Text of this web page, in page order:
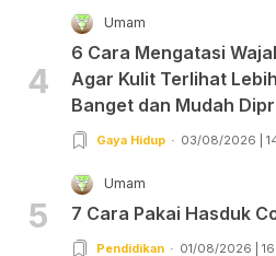
4
Umam
6 Cara Mengatasi
Agar Kulit Terlihat
Banget dan Mudah
Gaya Hidup 03/08/2026 |
5
Umam
7 Cara Pakai Hasduk
Pendidikan 01/08/2026 |